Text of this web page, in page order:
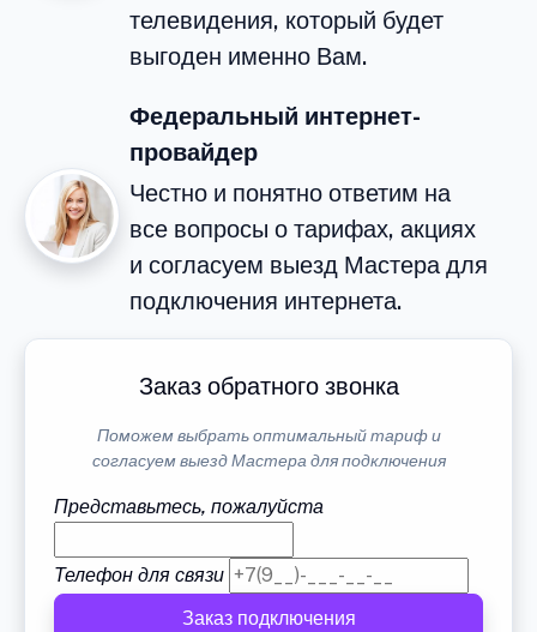
телевидения, который будет
выгоден именно Вам.
Федеральный интернет-
провайдер
Честно и понятно ответим на
все вопросы о тарифах, акциях
и согласуем выезд Мастера для
подключения интернета.
Заказ обратного звонка
Поможем выбрать оптимальный тариф и
согласуем выезд Мастера для подключения
Представьтесь, пожалуйста
Телефон для связи
Заказ подключения